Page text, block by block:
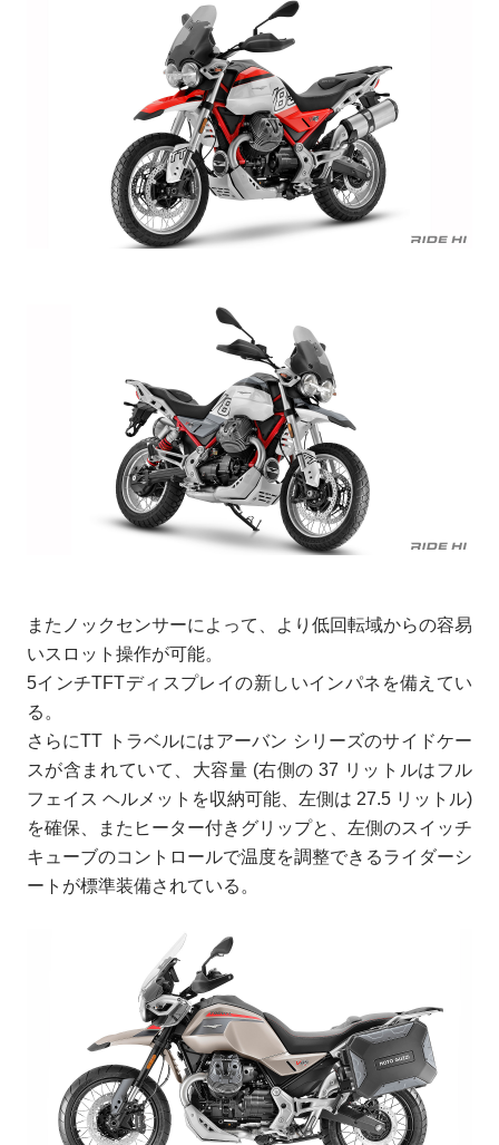
またノックセンサーによって、より低回転域からの容易
いスロット操作が可能。
5インチTFTディスプレイの新しいインパネを備えてい
る。
さらにTT トラベルにはアーバン シリーズのサイドケー
スが含まれていて、大容量 (右側の 37 リットルはフル
フェイス ヘルメットを収納可能、左側は 27.5 リットル)
を確保、またヒーター付きグリップと、左側のスイッチ
キューブのコントロールで温度を調整できるライダーシ
ートが標準装備されている。